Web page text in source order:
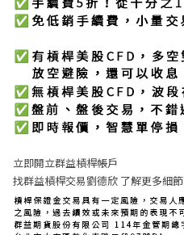
立即開立群益槓桿帳戶
找群益槓桿交易劉德欣 了解更多細節